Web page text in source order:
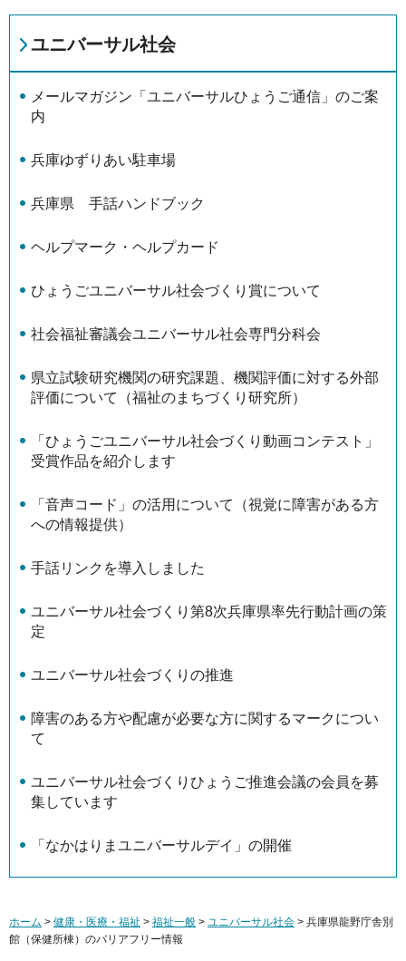
ユニバーサル社会
メールマガジン「ユニバーサルひょうご通信」のご案
内
兵庫ゆずりあい駐車場
兵庫県 手話ハンドブック
ヘルプマーク・ヘルプカード
ひょうごユニバーサル社会づくり賞について
社会福祉審議会ユニバーサル社会専門分科会
県立試験研究機関の研究課題、機関評価に対する外部
評価について（福祉のまちづくり研究所）
「ひょうごユニバーサル社会づくり動画コンテスト」
受賞作品を紹介します
「音声コード」の活用について（視覚に障害がある方
への情報提供）
手話リンクを導入しました
ユニバーサル社会づくり第8次兵庫県率先行動計画の策
定
ユニバーサル社会づくりの推進
障害のある方や配慮が必要な方に関するマークについ
て
ユニバーサル社会づくりひょうご推進会議の会員を募
集しています
「なかはりまユニバーサルデイ」の開催
ホーム > 健康・医療・福祉 > 福祉一般 > ユニバーサル社会 > 兵庫県龍野庁舎別
館（保健所棟）のバリアフリー情報